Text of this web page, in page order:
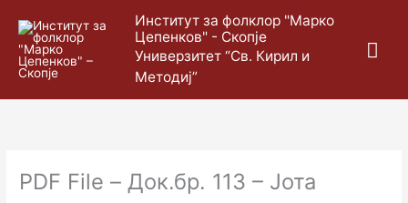
content
Институт за фолклор "Марко
Цепенков" - Скопје
Универзитет “Св. Кирил и
Методиј”
PDF File – Док.бр. 113 – Јота